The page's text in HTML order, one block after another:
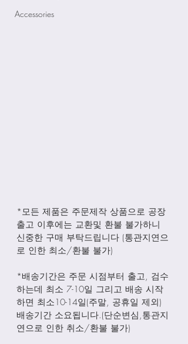
Accessories
*모든 제품은 주문제작 상품으로 공장
출고 이후에는 교환및 환불 불가하니
신중한 구매 부탁드립니다 (통관지연으
로 인한 최소/환불 불가)
*배송기간은 주문 시점부터 출고, 검수
하는데 최소 7-10일 그리고 배송 시작
하면 최소10-14일(주말, 공휴일 제외)
배송기간 소요됩니다.(단순변심,통관지
연으로 인한 취소/환불 불가)